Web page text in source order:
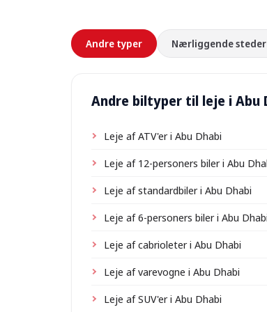
Andre typer Nærliggende steder
Andre biltyper til leje i Abu
Leje af ATV'er i Abu Dhabi
Leje af 12-personers biler i Abu
Leje af standardbiler i Abu Dhabi
Leje af 6-personers biler i Abu Dhabi
Leje af cabrioleter i Abu Dhabi
Leje af varevogne i Abu Dhabi
Leje af SUV'er i Abu Dhabi